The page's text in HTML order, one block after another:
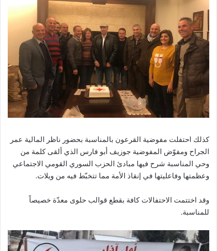
كذلك احتفلت مفوضية القرعون بالمناسبة بحضور ناظر المالية عمر
الجراح ومفوّض المفوضية جوزيف أبو فارس الذي ألقى كلمة من
وحي المناسبة شرح فيها مبادئ الحزب السوري القومي الاجتماعي
وعظمتها وفاعليتها في إنقاذ الأمة مما تتخبّط فيه من ويلات.
وقد اختتمت الاحتفالات كافة بقطع قوالب حلوى معدّة خصيصاً
للمناسبة.